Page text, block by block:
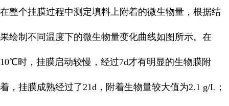
在整个挂膜过程中测定填料上附着的微生物量，根据结
果绘制不同温度下的微生物量变化曲线如图所示。在
10℃时，挂膜启动较慢，经过7d才有明显的生物膜附
着，挂膜成熟经过了21d，附着生物量较大值为2.1 g/L；